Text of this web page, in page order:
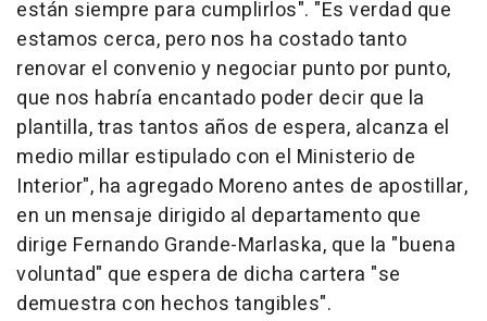
están siempre para cumplirlos". "Es verdad que
estamos cerca, pero nos ha costado tanto
renovar el convenio y negociar punto por punto,
que nos habría encantado poder decir que la
plantilla, tras tantos años de espera, alcanza el
medio millar estipulado con el Ministerio de
Interior", ha agregado Moreno antes de apostillar,
en un mensaje dirigido al departamento que
dirige Fernando Grande-Marlaska, que la "buena
voluntad" que espera de dicha cartera "se
demuestra con hechos tangibles".